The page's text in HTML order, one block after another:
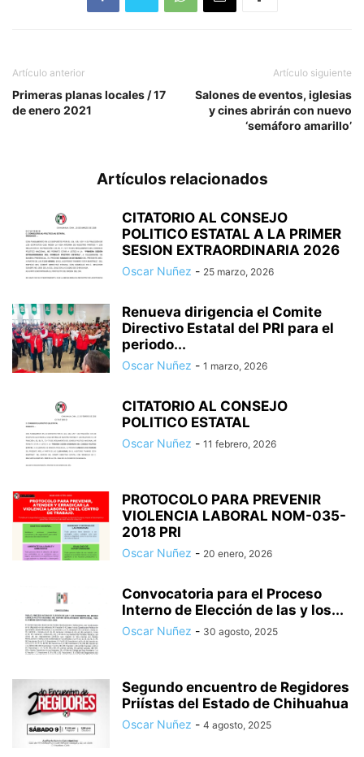
Artículo anterior
Primeras planas locales / 17
de enero 2021
Artículo siguiente
Salones de eventos, iglesias
y cines abrirán con nuevo
‘semáforo amarillo’
Artículos relacionados
CITATORIO AL CONSEJO
POLITICO ESTATAL A LA PRIMER
SESION EXTRAORDINARIA 2026
Oscar Nuñez - 25 marzo, 2026
Renueva dirigencia el Comite
Directivo Estatal del PRI para el
periodo...
Oscar Nuñez - 1 marzo, 2026
CITATORIO AL CONSEJO
POLITICO ESTATAL
Oscar Nuñez - 11 febrero, 2026
PROTOCOLO PARA PREVENIR
VIOLENCIA LABORAL NOM-035-
2018 PRI
Oscar Nuñez - 20 enero, 2026
Convocatoria para el Proceso
Interno de Elección de las y los...
Oscar Nuñez - 30 agosto, 2025
Segundo encuentro de Regidores
Priístas del Estado de Chihuahua
Oscar Nuñez - 4 agosto, 2025